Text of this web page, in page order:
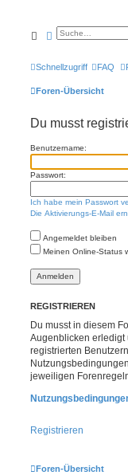
SucheErweiterte Suche
Schnellzugriff FAQ
Foren-Übersicht
Du musst
Benutzername:
Passwort:
Ich habe mein Passwort
Die Aktivierungs-E-Mail
Angemeldet bleiben
Meinen Online-Status
REGISTRIEREN
Du musst in diesem
Augenblicken erledigt
registrierten
jeweiligen
Registrieren
Foren-Übersicht